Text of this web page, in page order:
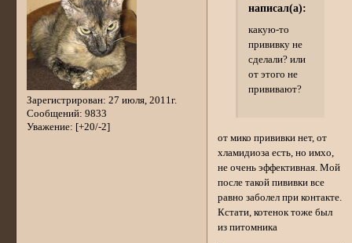
Зарегистрирован: 27 июля, 2011г.
Сообщений: 9833
Уважение: [+20/-2]
написал(а):
какую-то
прививку не
сделали? или
от этого не
прививают?
от мико прививки нет, от
хламидиоза есть, но имхо,
не очень эффективная. Мой
после такой пививки все
равно заболел при контакте.
Кстати, котенок тоже был
из питомника